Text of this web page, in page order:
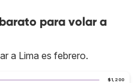
para volar a
a Lima es febrero.
$1,200